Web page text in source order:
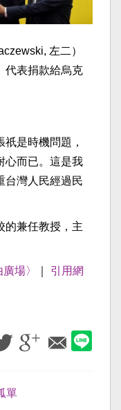
左二）
代表捐款給烏克
是時機問題，
心而已。這是我
台灣人民經過民
的兼任教授，主
場〉
引用網
單